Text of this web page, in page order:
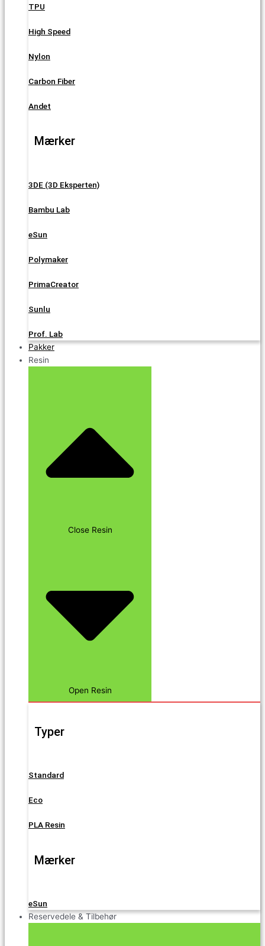
TPU
High Speed
Nylon
Carbon Fiber
Andet
Mærker
3DE (3D Eksperten)
Bambu Lab
eSun
Polymaker
PrimaCreator
Sunlu
Prof. Lab
Pakker
Resin
Close Resin
Open Resin
Typer
Standard
Eco
PLA Resin
Mærker
eSun
Reservedele & Tilbehør